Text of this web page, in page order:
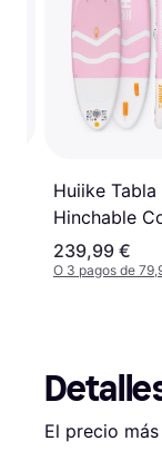
Huiike
Hinchable
239,99 €
O 3 pagos de
El precio